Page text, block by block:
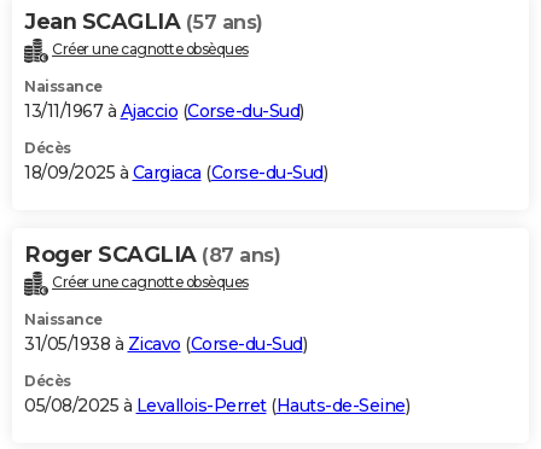
Jean SCAGLIA (57 ans)
Créer une cagnotte obsèques
Naissance
13/11/1967 à Ajaccio (Corse-du-Sud)
Décès
18/09/2025 à Cargiaca (Corse-du-Sud)
Roger SCAGLIA (87 ans)
Créer une cagnotte obsèques
Naissance
31/05/1938 à Zicavo (Corse-du-Sud)
Décès
05/08/2025 à Levallois-Perret(Hauts-de-Seine)